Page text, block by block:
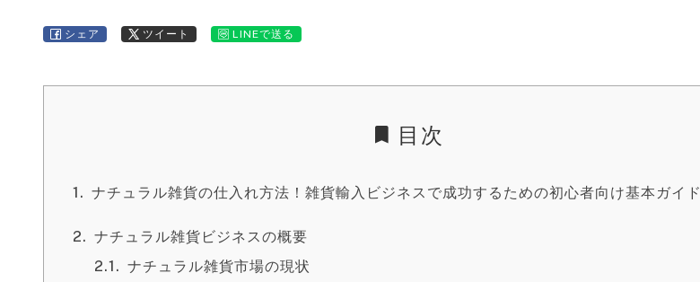
シェア ツイート LINEで送る
目次
ナチュラル雑貨の仕入れ方法！雑貨輸入ビジネスで成功するための初心者向け基本ガイド
ナチュラル雑貨ビジネスの概要
ナチュラル雑貨市場の現状